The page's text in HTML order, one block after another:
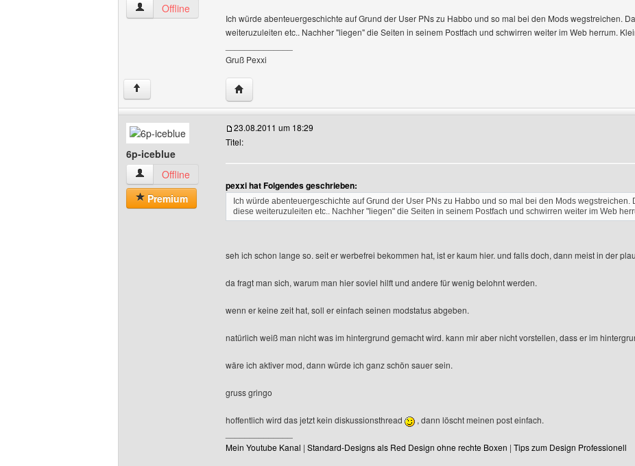
pexxi Benutzer-Profile anzeigen
Offline
Ich würde abenteuergeschichte auf Grund der User PNs zu Habbo und so mal bei den Mods wegstreichen.
weiteruzuleiten etc.. Nachher "liegen" die Seiten in seinem Postfach und schwirren weiter im Web herrum.
Gruß Pexxi
↑ Website dieses Benutzers besuchen: pexxi
6p-iceblue
6p-iceblue Benutzer-Profile anzeigen
Offline
Premium
23.08.2011 um 18:29
Titel:
pexxi hat Folgendes geschrieben:
Ich würde abenteuergeschichte auf Grund der User PNs zu Habbo und so mal bei den Mods
diese weiteruzuleiten etc.. Nachher "liegen" die Seiten in seinem Postfach und schwirren weiter im Web
seh ich schon lange so. seit er werbefrei bekommen hat, ist er kaum hier. und falls doch, dann meist in der
da fragt man sich, warum man hier soviel hilft und andere für wenig belohnt werden.
wenn er keine zeit hat, soll er einfach seinen modstatus abgeben.
natürlich weiß man nicht was im hintergrund gemacht wird. kann mir aber nicht vorstellen, dass er im
wäre ich aktiver mod, dann würde ich ganz schön sauer sein.
gruss gringo
hoffentlich wird das jetzt kein diskussionsthread
, dann löscht meinen post einfach.
Mein Youtube Kanal | Standard-Designs als Red Design ohne rechte Boxen | Tips zum Design Professionell